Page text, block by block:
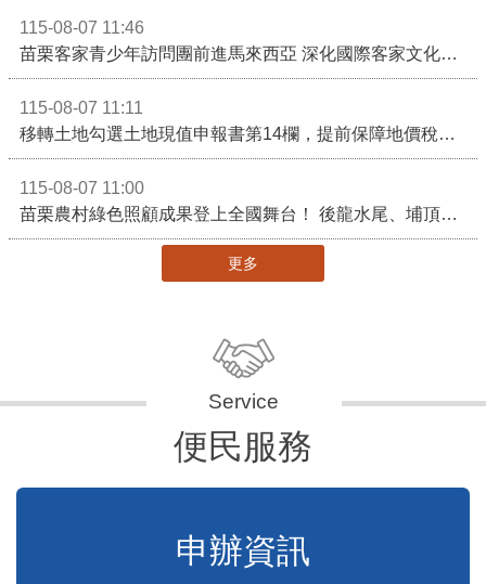
115-08-07 11:46
115-08-07 11:11
115-08-07 11:00
更多
便民服務
申辦資訊